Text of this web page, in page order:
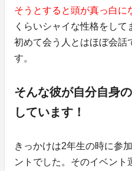
そうとすると頭が真っ白に
くらいシャイな性格をして
初めて会う人とはほぼ会話
す。
そんな彼が自分自身の
しています！
きっかけは2年生の時に参
ントでした。そのイベント